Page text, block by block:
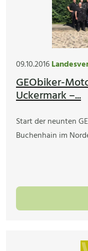
09.10.2016
GEObiker-
Uckermark –...
Start der neunten
Buchenhain im